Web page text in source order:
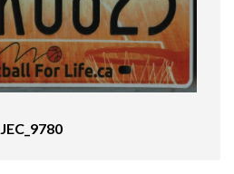
JEC_9780